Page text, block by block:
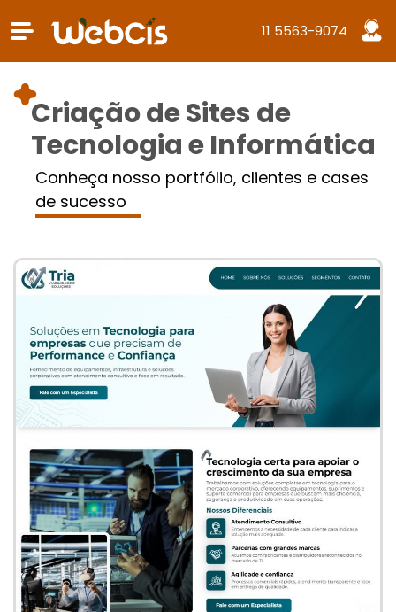
11 5563-9074
Criação de Sites de
Tecnologia e Informática
Conheça nosso portfólio, clientes e cases
de sucesso